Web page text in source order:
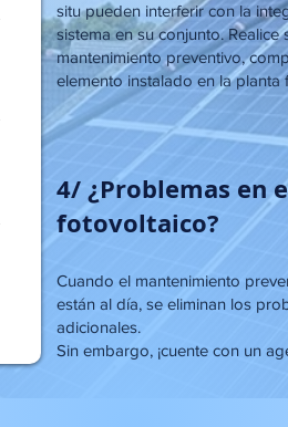
situ pueden interferir con la
sistema en su conjunto. Realice
mantenimiento preventivo,
elemento instalado en la planta
4/ ¿Problemas en
fotovoltaico?
Cuando el mantenimiento
están al día, se eliminan los
adicionales.
Sin embargo, ¡cuente con un